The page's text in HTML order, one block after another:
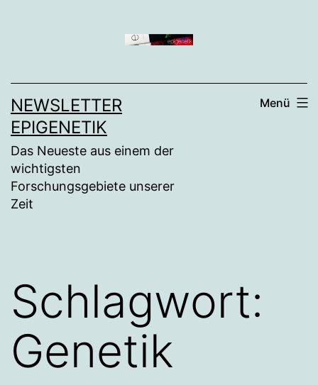
NEWSLETTER
EPIGENETIK
Das Neueste aus einem der
wichtigsten
Forschungsgebiete unserer
Zeit
Menü
Schlagwort:
Genetik